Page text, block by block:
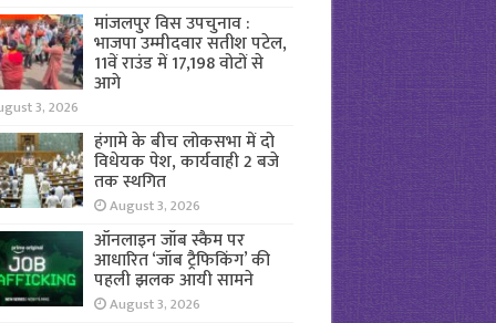
मांजलपुर विस उपचुनाव :
भाजपा उम्मीदवार सतीश पटेल,
11वें राउंड में 17,198 वोटों से
आगे
3, 2026
हंगामे के बीच लोकसभा में दो
विधेयक पेश, कार्यवाही 2 बजे
तक स्थगित
August 3, 2026
ऑनलाइन जॉब स्कैम पर
आधारित ‘जॉब ट्रैफिकिंग’ की
पहली झलक आयी सामने
August 3, 2026